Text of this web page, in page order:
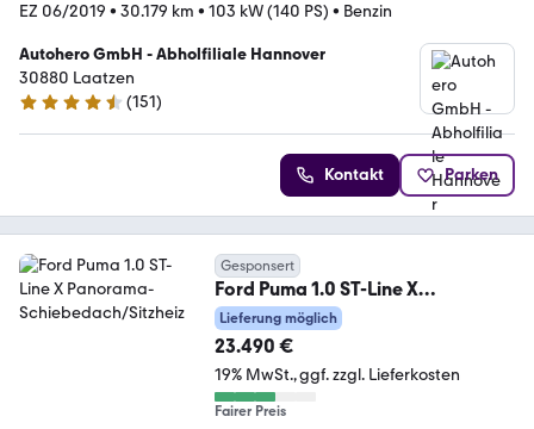
EZ 06/2019 • 30.179 km • 103 kW (140 PS) • Benzin
Autohero GmbH - Abholfiliale Hannover
30880 Laatzen
4.7 Sterne
(151)
Kontakt Parken
Gesponsert
Ford Puma 1.0 ST-Line X
Panorama-Schiebedach/Sitzheiz
Lieferung möglich
23.490 €
19% MwSt. ggf. zzgl. Lieferkosten
Fairer Preis